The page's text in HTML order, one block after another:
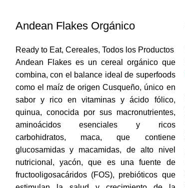
Andean Flakes Orgánico
Ready to Eat, Cereales, Todos los Productos
Andean Flakes es un cereal orgánico que
combina, con el balance ideal de superfoods
como el maíz de origen Cusqueño, único en
sabor y rico en vitaminas y ácido fólico,
quinua, conocida por sus macronutrientes,
aminoácidos esenciales y ricos
carbohidratos, maca, que contiene
glucosamidas y macamidas, de alto nivel
nutricional, yacón, que es una fuente de
fructooligosacáridos (FOS), prebióticos que